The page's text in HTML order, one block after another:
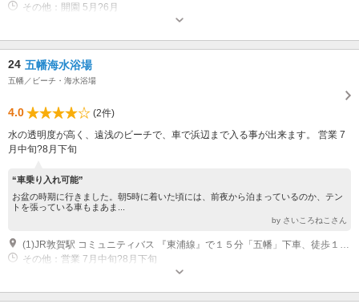
その他：開園 5月?6月
24 五幡海水浴場
五幡／ビーチ・海水浴場
4.0
(2件)
水の透明度が高く、遠浅のビーチで、車で浜辺まで入る事が出来ます。 営業 7
月中旬?8月下旬
“車乗り入れ可能”
お盆の時期に行きました。朝5時に着いた頃には、前夜から泊まっているのか、テン
トを張っている車もまあま...
by さいころねこさん
(1)JR敦賀駅 コミュニティバス 『東浦線』で１５分「五幡」下車、徒歩１分 北陸自動車道・敦賀IC 車 17分
その他：営業 7月中旬?8月下旬